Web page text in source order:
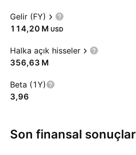
Gelir (FY)
‪114,20 M‬ USD
Halka açık hisseler
‪356,63 M‬
Beta (1Y)
3,96
Son finansal sonuçlar